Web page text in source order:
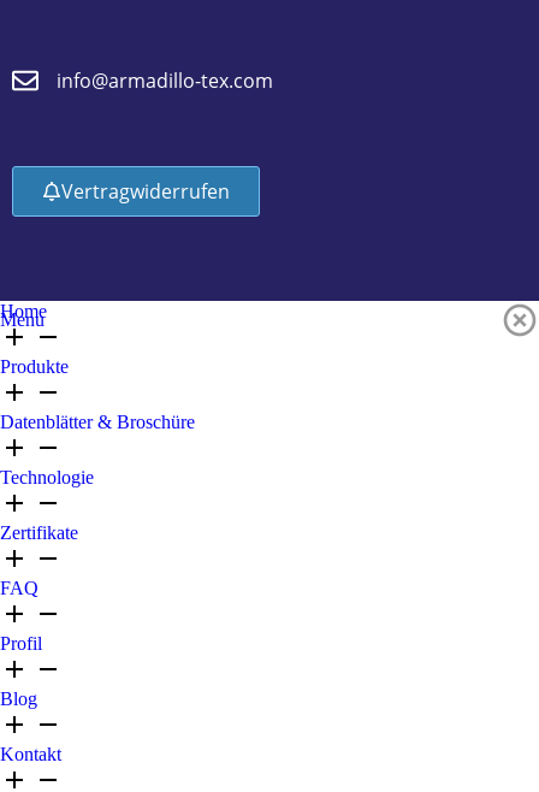
info@armadillo-tex.com
Vertrag widerrufen
Menu
Home
Produkte
Datenblätter & Broschüre
Technologie
Zertifikate
FAQ
Profil
Blog
Kontakt